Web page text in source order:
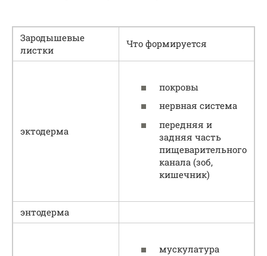
Зародышевые
листки
Что формируется
эктодерма
покровы
нервная система
передняя и
задняя часть
пищеварительного
канала (зоб,
кишечник)
энтодерма
мускулатура